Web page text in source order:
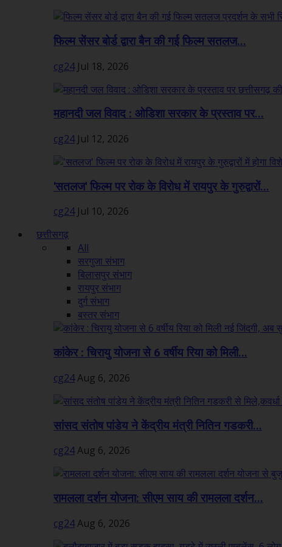
फिल्म सेंसर बोर्ड द्वारा बैन की गई फिल्म सतलज...
cg24 Jul 18, 2026
महानदी जल विवाद : ओडिशा सरकार के प्रस्ताव पर...
cg24 Jul 12, 2026
'सतलज' फिल्म पर रोक के विरोध में रायपुर के गुरुद्वारों...
cg24 Jul 10, 2026
छत्तीसगढ़
All
सरगुजा संभाग
बिलासपुर संभाग
रायपुर संभाग
दुर्ग संभाग
बस्तर संभाग
कांकेर : चिरायु योजना से 6 वर्षीय रिया को मिली...
cg24Aug 6, 2026
सांसद संतोष पांडेय ने केंद्रीय मंत्री नितिन गडकरी...
cg24Aug 6, 2026
रामलला दर्शन योजना: सीएम साय की रामलला दर्शन...
cg24Aug 6, 2026